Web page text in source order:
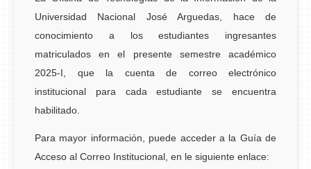
Universidad Nacional José Arguedas, hace de
conocimiento a los estudiantes ingresantes
matriculados en el presente semestre académico
2025-I, que la cuenta de correo electrónico
institucional para cada estudiante se encuentra
habilitado.
Para mayor información, puede acceder a la Guía de
Acceso al Correo Institucional, en le siguiente enlace: